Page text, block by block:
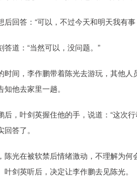
后回答：“可以，不过今天和明天我有
答道：“当然可以，没问题。”
时间，李作鹏带着陈光去游玩，其他
知他去家里一趟。
后，叶剑英握住他的手，说道：“这次
答了。
陈光在被软禁后情绪激动，不理解为
叶剑英听后，决定让李作鹏去见陈光。